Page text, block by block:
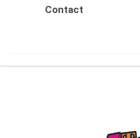
Contact